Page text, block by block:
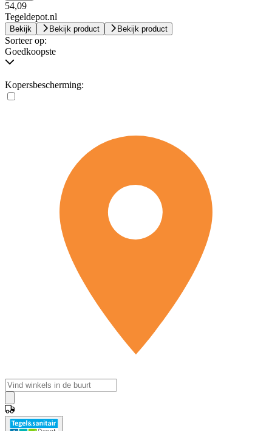
54,09
Tegeldepot.nl
Bekijk Bekijk product Bekijk product
Sorteer op:
Goedkoopste
Kopersbescherming: